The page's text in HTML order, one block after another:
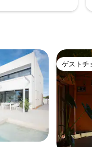
ゲストチ
ゲストチ